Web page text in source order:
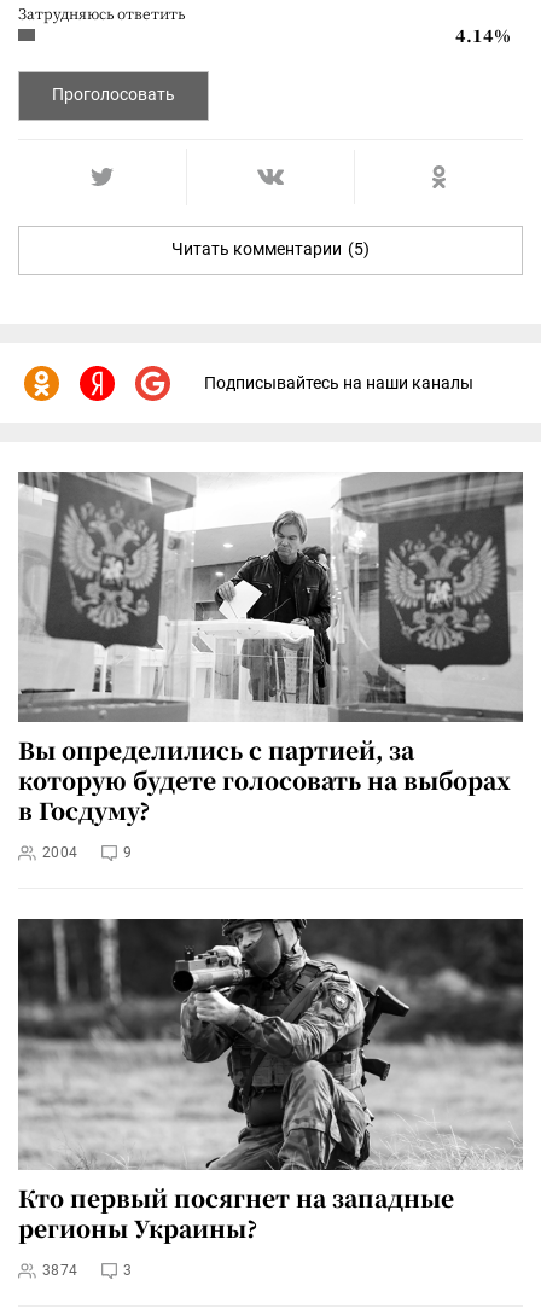
Затрудняюсь ответить
4.14%
Проголосовать
Читать комментарии (5)
Подписывайтесь на наши каналы
Вы определились с партией, за
которую будете голосовать на выборах
в Госдуму?
2004 9
Кто первый посягнет на западные
регионы Украины?
3874 3